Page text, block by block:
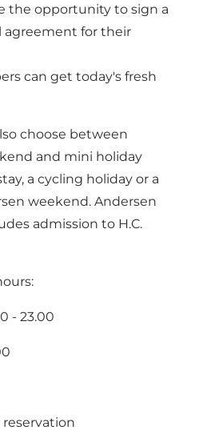
the opportunity to sign a
agreement for their
can get today's fresh
choose between
and mini holiday
a cycling holiday or a
weekend. Andersen
admission to H.C.
- 23.00
reservation